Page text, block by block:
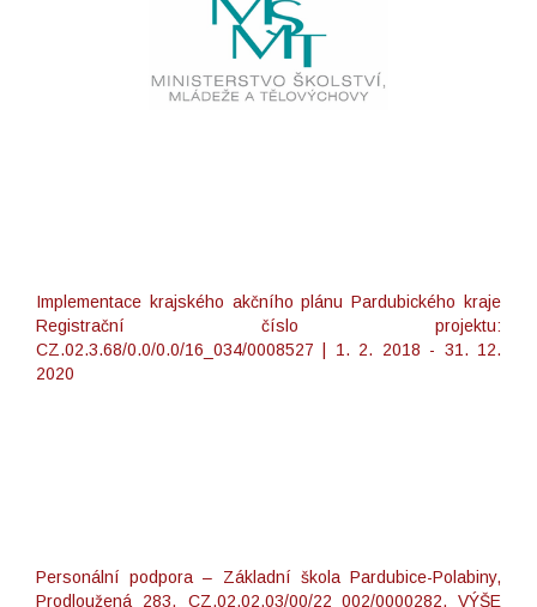
Implementace krajského akčního plánu Pardubického kraje
Registrační číslo projektu:
CZ.02.3.68/0.0/0.0/16_034/0008527 | 1. 2. 2018 - 31. 12.
2020
Personální podpora – Základní škola Pardubice-Polabiny,
Prodloužená 283, CZ.02.02.03/00/22_002/0000282, VÝŠE